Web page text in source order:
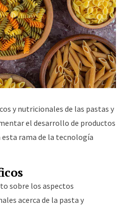
para mejorar el aporte
sin sacrificar sus
sensoriales.
y nutricionales de las pastas y
el desarrollo de productos
rama de la tecnología
sobre los aspectos
acerca de la pasta y